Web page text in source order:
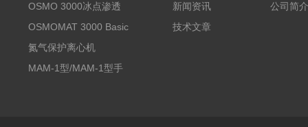
OSMO 3000冰点渗透
压仪
OSMOMAT 3000 Basic
冰点渗透压仪
氮气保护离心机
MAM-1型/MAM-1型手
新闻资讯
技术文章
公司简介